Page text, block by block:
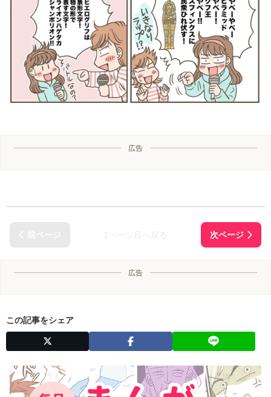
広告
広告
この記事をシェア